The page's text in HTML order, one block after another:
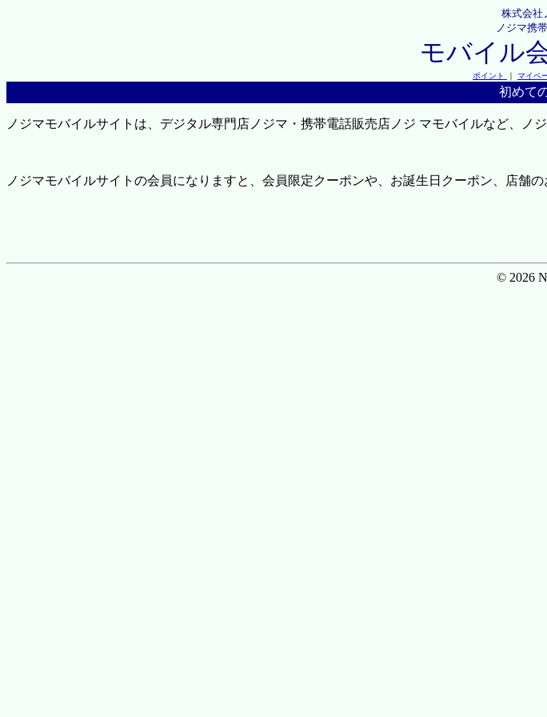
株式会社
ノジマ携
モバイル
ポイント ｜ マイペ
初めて
ノジマモバイルサイトは、デジタル専門店ノジマ・携帯電話販売店ノジ マモバイルなど、ノ
ノジマモバイルサイトの会員になりますと、会員限定クーポンや、お誕生日クーポン、店舗
© 2026